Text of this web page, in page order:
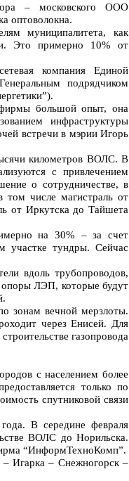
– московского ООО
оптоволокна.
муниципалитета, как
Это примерно 10% от
компания Единой
подрядчиком
большой опыт, она
инфраструктуры
встречи в мэрии Игорь
километров ВОЛС. В
с привлечением
о сотрудничестве, в
том числе магистраль от
от Иркутска до Тайшета
на 30% – за счет
участке тундры. Сейчас
вдоль трубопроводов,
опоры ЛЭП, которые будут
зонам вечной мерзлоты.
через Енисей. Для
газопровода
с населением более
только по
спутниковой связи
В середине февраля
ВОЛС до Норильска.
“ИнформТехноКомп”.
Игарка – Снежногорск –